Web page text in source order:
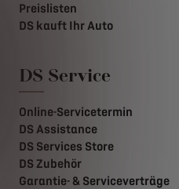
Preislisten
DS kauft Ihr Auto
DS Service
Online-Servicetermin
DS Assistance
DS Services Store
DS Zubehör
Garantie- & Serviceverträge